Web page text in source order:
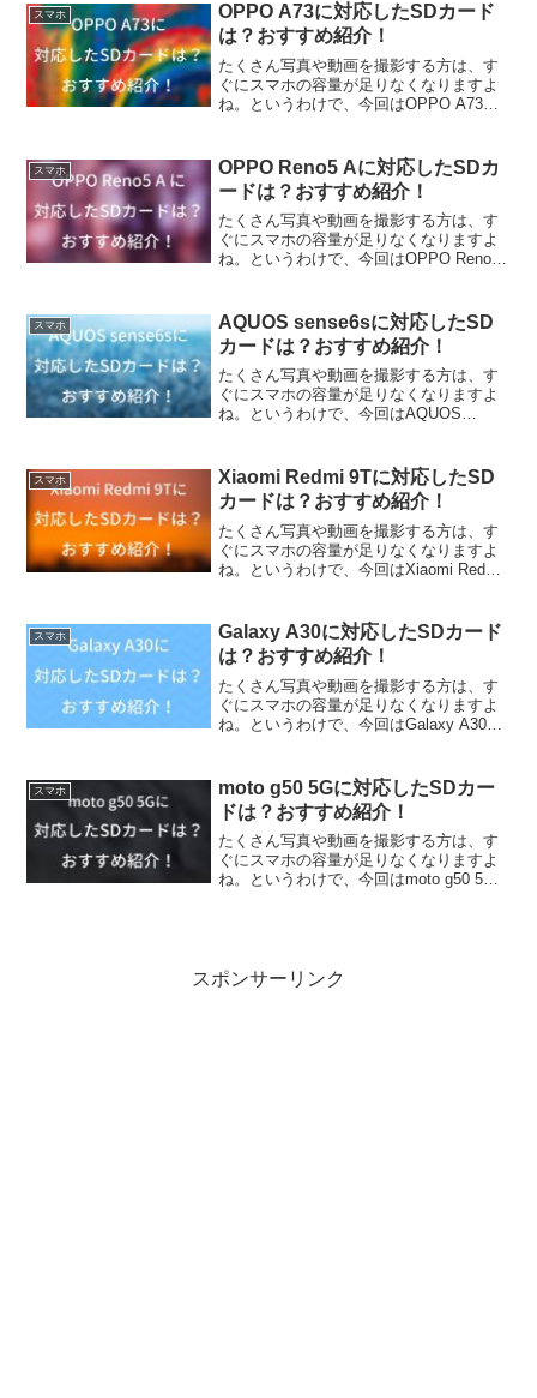
スマホ
OPPO A73に対応したSDカード
は？おすすめ紹介！
たくさん写真や動画を撮影する方は、す
ぐにスマホの容量が足りなくなりますよ
ね。というわけで、今回はOPPO A73に
ドを紹介していきます
スマホ
OPPO Reno5 Aに対応したSDカ
ードは？おすすめ紹介！
たくさん写真や動画を撮影する方は、す
ぐにスマホの容量が足りなくなりますよ
ね。というわけで、今回はOPPO Reno5
カードを紹介していきます
スマホ
AQUOS sense6sに対応したSD
カードは？おすすめ紹介！
たくさん写真や動画を撮影する方は、す
ぐにスマホの容量が足りなくなりますよ
ね。というわけで、今回はAQUOS
すめSDカードを紹介していきます
スマホ
Xiaomi Redmi 9Tに対応したSD
カードは？おすすめ紹介！
たくさん写真や動画を撮影する方は、す
ぐにスマホの容量が足りなくなりますよ
ね。というわけで、今回はXiaomi Redmi
カードを紹介していきます
スマホ
Galaxy A30に対応したSDカード
は？おすすめ紹介！
たくさん写真や動画を撮影する方は、す
ぐにスマホの容量が足りなくなりますよ
ね。というわけで、今回はGalaxy A30に
ドを紹介していきます
スマホ
moto g50 5Gに対応したSDカー
ドは？おすすめ紹介！
たくさん写真や動画を撮影する方は、す
ぐにスマホの容量が足りなくなりますよ
ね。というわけで、今回はmoto g50 5G
スポンサーリンク